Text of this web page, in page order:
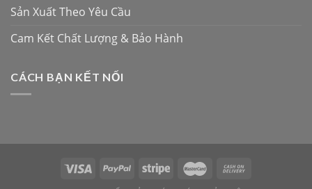
Sản Xuất Theo Yêu Cầu
Cam Kết Chất Lượng & Bảo Hành
CÁCH BẠN KẾT NỐI